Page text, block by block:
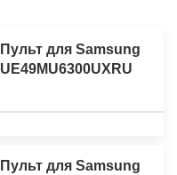
Пульт для Samsung
UE49MU6300UXRU
Пульт для Samsung